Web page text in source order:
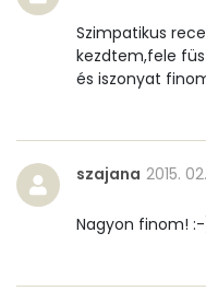
Szimpatikus
kezdtem,fele
és iszonyat
szajana 2015.
Nagyon finom!